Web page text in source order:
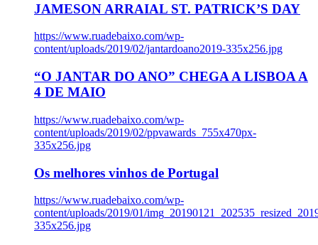
JAMESON ARRAIAL ST. PATRICK’S DAY
https://www.ruadebaixo.com/wp-
content/uploads/2019/02/jantardoano2019-335x256.jpg
“O JANTAR DO ANO” CHEGA A LISBOA A
4 DE MAIO
https://www.ruadebaixo.com/wp-
content/uploads/2019/02/ppvawards_755x470px-
335x256.jpg
Os melhores vinhos de Portugal
https://www.ruadebaixo.com/wp-
content/uploads/2019/01/
335x256.jpg